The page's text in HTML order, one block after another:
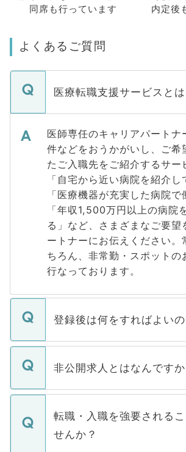
同席も行っています
内定後
よくあるご質問
医療転職支援サービスとは
医師専任のキャリアパートナ
件などをおうかがいし、ご希
たご入職先をご紹介するサー
「自宅から近い病院を紹介し
「医療機器が充実した病院で
「年収1,500万円以上の病院
る」など、さまざまなご要望
ートナーにお伝えください。
ちろん、非常勤・スポットの
行なっております。
登録後は何をすればよい
ご登録いただきましたら、弊
登録内容を確認し、その後メ
ます。通常、5営業日以内に
いただきますので、しばらく
非公開求人とはなんですか
マイナビDOCTORで取り扱
うち約3割は、Webサイトか
けない「非公開求人」です。
下記の理由によって、一般に
転職・入職を強要される
せんか？